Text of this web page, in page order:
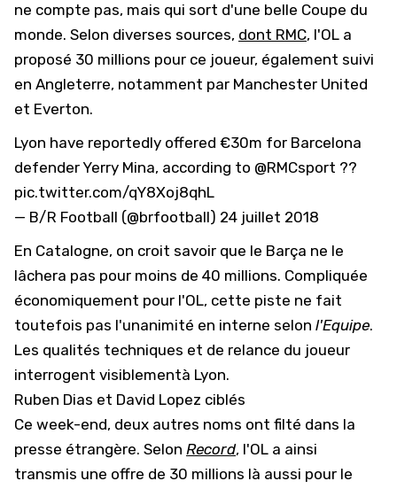
ne compte pas, mais qui sort d'une belle Coupe du
monde. Selon diverses sources, dont RMC, l'OL a
proposé 30 millions pour ce joueur, également suivi
en Angleterre, notamment par Manchester United
et Everton.
Lyon have reportedly offered €30m for Barcelona
defender Yerry Mina, according to @RMCsport ??
pic.twitter.com/qY8Xoj8qhL
— B/R Football (@brfootball) 24 juillet 2018
En Catalogne, on croit savoir que le Barça ne le
lâchera pas pour moins de 40 millions. Compliquée
économiquement pour l'OL, cette piste ne fait
toutefois pas l'unanimité en interne selon l'Equipe.
Les qualités techniques et de relance du joueur
interrogent visiblementà Lyon.
Ruben Dias et David Lopez ciblés
Ce week-end, deux autres noms ont filté dans la
presse étrangère. Selon Record, l'OL a ainsi
transmis une offre de 30 millions là aussi pour le